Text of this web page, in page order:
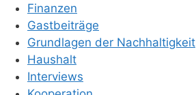
Finanzen
Gastbeiträge
Grundlagen der Nachhaltigkeit
Haushalt
Interviews